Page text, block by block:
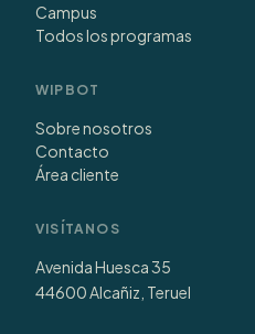
Campus
Todos los programas
WIPBOT
Sobre nosotros
Contacto
Área cliente
VISÍTANOS
Avenida Huesca 35
44600 Alcañiz, Teruel